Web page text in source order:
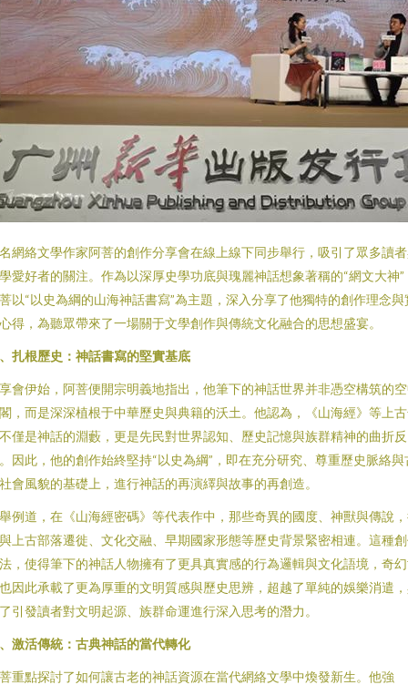
網絡文學作家阿菩的創作分享會在線上線下同步舉行，吸引了眾多讀
愛好者的關注。作為以深厚史學功底與瑰麗神話想象著稱的“網文大神”
以“以史為綱的山海神話書寫”為主題，深入分享了他獨特的創作理念與
得，為聽眾帶來了一場關于文學創作與傳統文化融合的思想盛宴。
扎根歷史：神話書寫的堅實基底
會伊始，阿菩便開宗明義地指出，他筆下的神話世界并非憑空構筑的
，而是深深植根于中華歷史與典籍的沃土。他認為，《山海經》等上
僅是神話的淵藪，更是先民對世界認知、歷史記憶與族群精神的曲折反
因此，他的創作始終堅持“以史為綱”，即在充分研究、尊重歷史脈絡與
會風貌的基礎上，進行神話的再演繹與故事的再創造。
例道，在《山海經密碼》等代表作中，那些奇異的國度、神獸與傳說
上古部落遷徙、文化交融、早期國家形態等歷史背景緊密相連。這種
，使得筆下的神話人物擁有了更具真實感的行為邏輯與文化語境，奇
因此承載了更為厚重的文明質感與歷史思辨，超越了單純的娛樂消遣
引發讀者對文明起源、族群命運進行深入思考的潛力。
激活傳統：古典神話的當代轉化
重點探討了如何讓古老的神話資源在當代網絡文學中煥發新生。他強